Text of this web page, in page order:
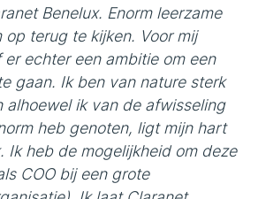
Benelux. Enorm leerzame
op terug te kijken. Voor mij
echter een ambitie om een
gaan. Ik ben van nature sterk
alhoewel ik van de afwisseling
heb genoten, ligt mijn hart
Ik heb de mogelijkheid om deze
COO bij een grote